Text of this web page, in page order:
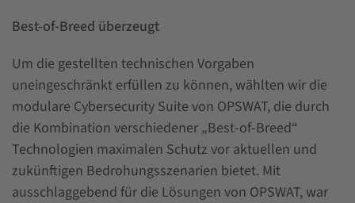
Best-of-Breed überzeugt
Um die gestellten technischen Vorgaben
uneingeschränkt erfüllen zu können, wählten wir die
modulare Cybersecurity Suite von OPSWAT, die durch
die Kombination verschiedener „Best-of-Breed“
Technologien maximalen Schutz vor aktuellen und
zukünftigen Bedrohungsszenarien bietet. Mit
ausschlaggebend für die Lösungen von OPSWAT, war